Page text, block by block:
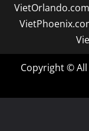
VietOrlando.com
Copyright ©